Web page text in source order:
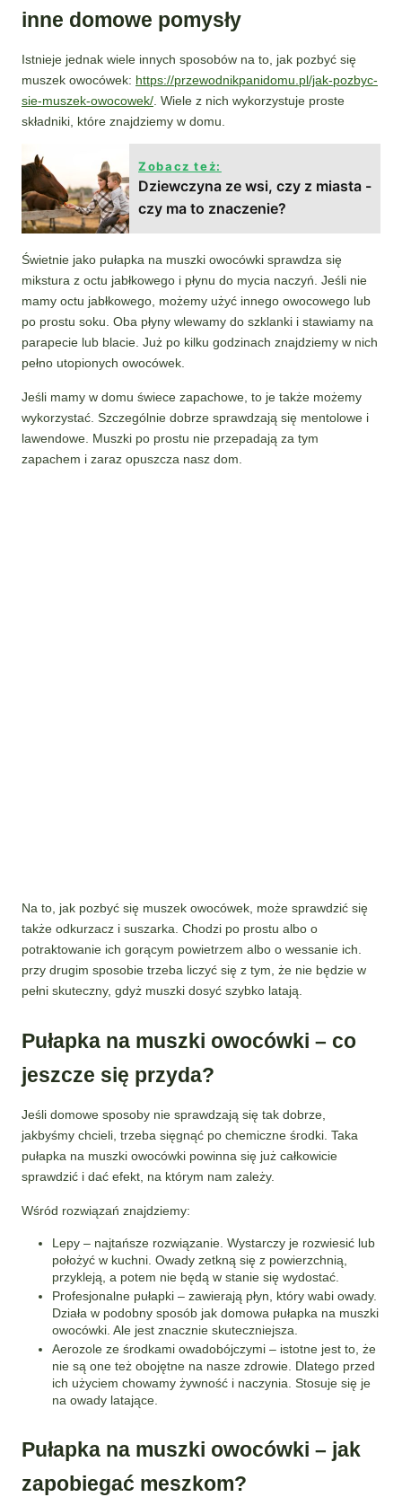
inne domowe pomysły
Istnieje jednak wiele innych sposobów na to, jak pozbyć się
muszek owocówek: https://przewodnikpanidomu.pl/jak-pozbyc-
sie-muszek-owocowek/ . Wiele z nich wykorzystuje proste
składniki, które znajdziemy w domu.
Zobacz też:
Dziewczyna ze wsi, czy z miasta -
czy ma to znaczenie?
Świetnie jako pułapka na muszki owocówki sprawdza się
mikstura z octu jabłkowego i płynu do mycia naczyń. Jeśli nie
mamy octu jabłkowego, możemy użyć innego owocowego lub
po prostu soku. Oba płyny wlewamy do szklanki i stawiamy na
parapecie lub blacie. Już po kilku godzinach znajdziemy w nich
pełno utopionych owocówek.
Jeśli mamy w domu świece zapachowe, to je także możemy
wykorzystać. Szczególnie dobrze sprawdzają się mentolowe i
lawendowe. Muszki po prostu nie przepadają za tym
zapachem i zaraz opuszcza nasz dom.
Na to, jak pozbyć się muszek owocówek, może sprawdzić się
także odkurzacz i suszarka. Chodzi po prostu albo o
potraktowanie ich gorącym powietrzem albo o wessanie ich.
przy drugim sposobie trzeba liczyć się z tym, że nie będzie w
pełni skuteczny, gdyż muszki dosyć szybko latają.
Pułapka na muszki owocówki – co
jeszcze się przyda?
Jeśli domowe sposoby nie sprawdzają się tak dobrze,
jakbyśmy chcieli, trzeba sięgnąć po chemiczne środki. Taka
pułapka na muszki owocówki powinna się już całkowicie
sprawdzić i dać efekt, na którym nam zależy.
Wśród rozwiązań znajdziemy:
Lepy – najtańsze rozwiązanie. Wystarczy je rozwiesić lub
położyć w kuchni. Owady zetkną się z powierzchnią,
przykleją, a potem nie będą w stanie się wydostać.
Profesjonalne pułapki – zawierają płyn, który wabi owady.
Działa w podobny sposób jak domowa pułapka na muszki
owocówki. Ale jest znacznie skuteczniejsza.
Aerozole ze środkami owadobójczymi – istotne jest to, że
nie są one też obojętne na nasze zdrowie. Dlatego przed
ich użyciem chowamy żywność i naczynia. Stosuje się je
na owady latające.
Pułapka na muszki owocówki – jak
zapobiegać meszkom?